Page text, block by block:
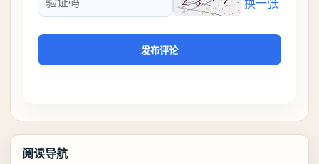
验证码
换一张
发布评论
阅读导航